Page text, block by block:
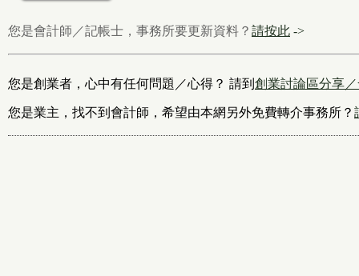
您是會計師／記帳士，事務所要更新資料？ 請按此 ->
您是創業者，心中有任何問題／心得？ 請到 創業討論區分享
您是業主，找不到會計師，希望由本網另外免費轉介事務所？